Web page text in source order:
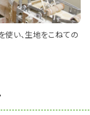
い、生地をこねての